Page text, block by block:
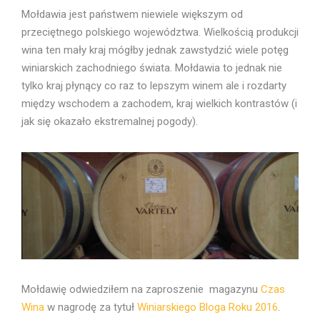
Mołdawia jest państwem niewiele większym od
przeciętnego polskiego województwa. Wielkością produkcji
wina ten mały kraj mógłby jednak zawstydzić wiele potęg
winiarskich zachodniego świata. Mołdawia to jednak nie
tylko kraj płynący co raz to lepszym winem ale i rozdarty
między wschodem a zachodem, kraj wielkich kontrastów (i
jak się okazało ekstremalnej pogody).
Mołdawię odwiedziłem na zaproszenie magazynu Czas
Wina w nagrodę za tytuł Winiarskiego Bloga Roku 2016.